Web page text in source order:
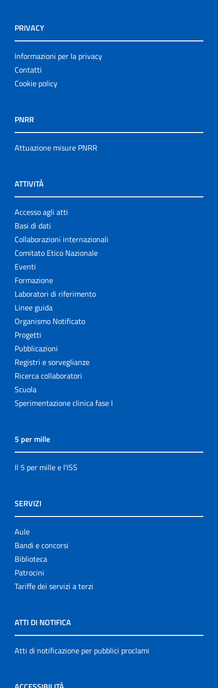
PRIVACY
Informazioni per la privacy
Contatti
Cookie policy
PNRR
Attuazione misure PNRR
ATTIVITÀ
Accesso agli atti
Basi di dati
Collaborazioni internazionali
Comitato Etico Nazionale
Eventi
Formazione
Laboratori di riferimento
Linee guida
Organismo Notificato
Progetti
Pubblicazioni
Registri e sorveglianze
Ricerca collaboratori
Scuola
Sperimentazione clinica fase I
5 per mille
Il 5 per mille e l'ISS
SERVIZI
Aule
Bandi e concorsi
Biblioteca
Patrocini
Tariffe dei servizi a terzi
ATTI DI NOTIFICA
Atti di notificazione per pubblici proclami